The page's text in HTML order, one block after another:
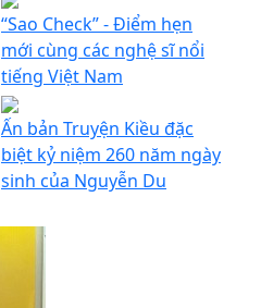
“Sao Check” - Điểm hẹn
mới cùng các nghệ sĩ nổi
tiếng Việt Nam
Ấn bản Truyện Kiều đặc
biệt kỷ niệm 260 năm ngày
sinh của Nguyễn Du